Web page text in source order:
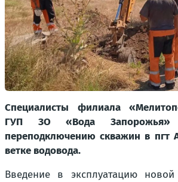
Специалисты филиала
ГУП ЗО «Вода Запорожья»
переподключению скважин в пгт
ветке водовода.
Введение в эксплуатацию